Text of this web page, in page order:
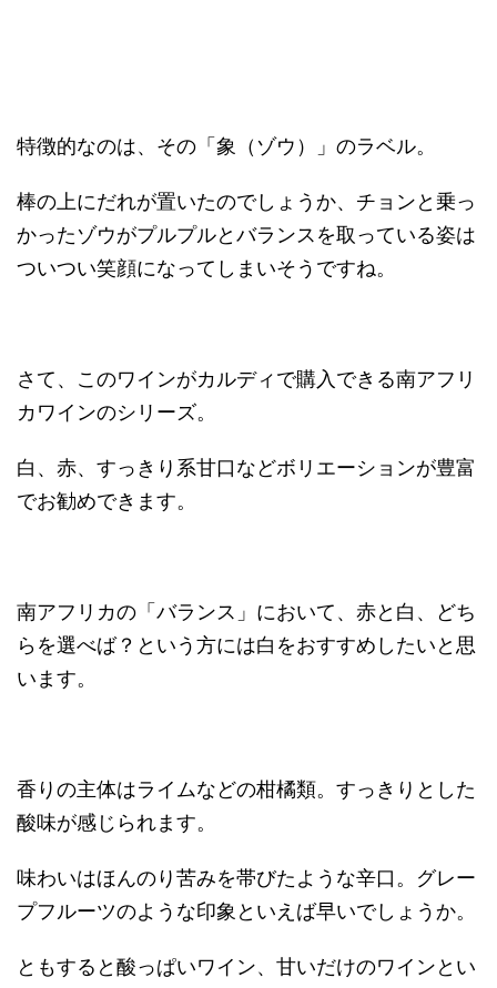
特徴的なのは、その「象（ゾウ）」のラベル。
棒の上にだれが置いたのでしょうか、チョンと乗っ
かったゾウがプルプルとバランスを取っている姿は
ついつい笑顔になってしまいそうですね。
さて、このワインがカルディで購入できる南アフリ
カワインのシリーズ。
白、赤、すっきり系甘口などボリエーションが豊富
でお勧めできます。
南アフリカの「バランス」において、赤と白、どち
らを選べば？という方には白をおすすめしたいと思
います。
香りの主体はライムなどの柑橘類。すっきりとした
酸味が感じられます。
味わいはほんのり苦みを帯びたような辛口。グレー
プフルーツのような印象といえば早いでしょうか。
ともすると酸っぱいワイン、甘いだけのワインとい